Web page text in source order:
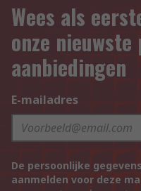
Wees als
onze
aanbiedingen
E-mailadres
De persoonlijke
aanmelden voor deze